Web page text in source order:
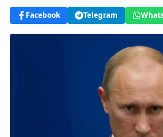
Facebook Telegram